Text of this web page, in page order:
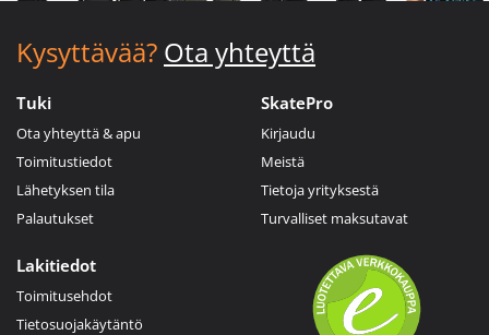
Kysyttävää? Ota yhteyttä
Tuki
Ota yhteyttä & apu
Toimitustiedot
Lähetyksen tila
Palautukset
SkatePro
Kirjaudu
Meistä
Tietoja yrityksestä
Turvalliset maksutavat
Lakitiedot
Toimitusehdot
Tietosuojakäytäntö